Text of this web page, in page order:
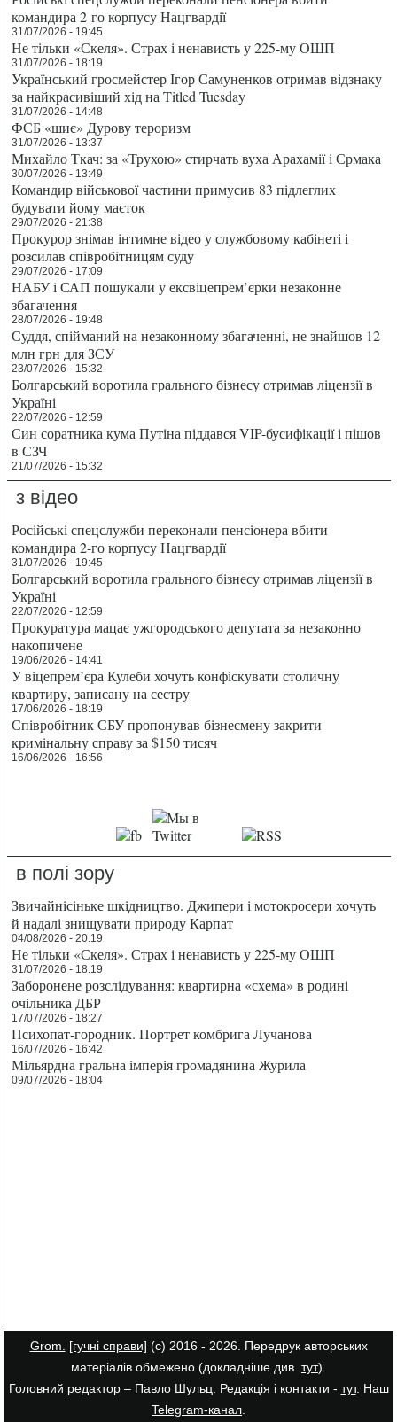
командира 2-го корпусу Нацгвардії
31/07/2026 - 19:45
Не тільки «Скеля». Страх і ненависть у 225-му ОШП
31/07/2026 - 18:19
Український гросмейстер Ігор Самуненков отримав відзнаку
за найкрасивіший хід на Titled Tuesday
31/07/2026 - 14:48
ФСБ «шиє» Дурову тероризм
31/07/2026 - 13:37
Михайло Ткач: за «Трухою» стирчать вуха Арахамії і Єрмака
30/07/2026 - 13:49
Командир військової частини примусив 83 підлеглих
будувати йому маєток
29/07/2026 - 21:38
Прокурор знімав інтимне відео у службовому кабінеті і
розсилав співробітницям суду
29/07/2026 - 17:09
НАБУ і САП пошукали у ексвіцепрем’єрки незаконне
збагачення
28/07/2026 - 19:48
Суддя, спійманий на незаконному збагаченні, не знайшов 12
млн грн для ЗСУ
23/07/2026 - 15:32
Болгарський воротила грального бізнесу отримав ліцензії в
Україні
22/07/2026 - 12:59
Син соратника кума Путіна піддався VIP-бусифікації і пішов
в СЗЧ
21/07/2026 - 15:32
з відео
Російські спецслужби переконали пенсіонера вбити
командира 2-го корпусу Нацгвардії
31/07/2026 - 19:45
Болгарський воротила грального бізнесу отримав ліцензії в
Україні
22/07/2026 - 12:59
Прокуратура мацає ужгородського депутата за незаконно
накопичене
19/06/2026 - 14:41
У віцепрем’єра Кулеби хочуть конфіскувати столичну
квартиру, записану на сестру
17/06/2026 - 18:19
Співробітник СБУ пропонував бізнесмену закрити
кримінальну справу за $150 тисяч
16/06/2026 - 16:56
в полі зору
Звичайнісіньке шкідництво. Джипери і мотокросери хочуть
й надалі знищувати природу Карпат
04/08/2026 - 20:19
Не тільки «Скеля». Страх і ненависть у 225-му ОШП
31/07/2026 - 18:19
Заборонене розслідування: квартирна «схема» в родині
очільника ДБР
17/07/2026 - 18:27
Психопат-городник. Портрет комбрига Лучанова
16/07/2026 - 16:42
Мільярдна гральна імперія громадянина Журила
09/07/2026 - 18:04
Grom. [гучні справи] (с) 2016 - 2026. Передрук авторських
матеріалів обмежено (докладніше див. тут).
Головний редактор – Павло Шульц. Редакція і контакти - тут. Наш
Telegram-канал